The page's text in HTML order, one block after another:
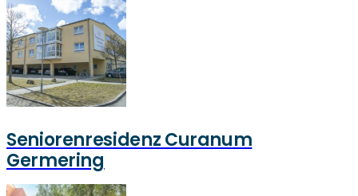
Seniorenresidenz Curanum
Germering